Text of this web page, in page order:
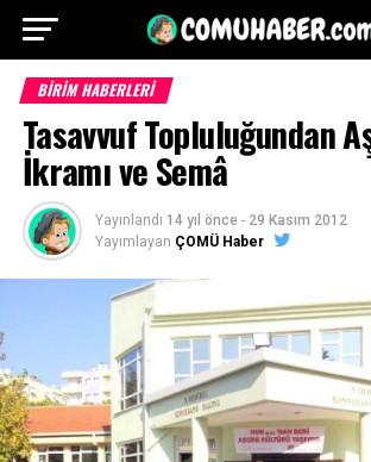
BİRİM HABERLERİ
Tasavvuf Topluluğundan
İkramı ve Semâ
Yayınlandı 14 yıl önce - 29 Kasım 2012
Yayımlayan ÇOMÜ Haber